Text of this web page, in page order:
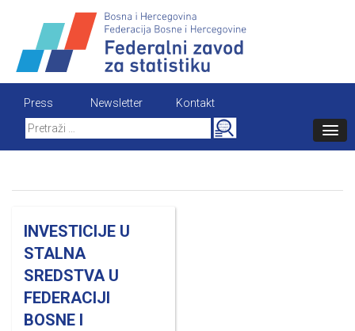
content
Press Newsletter
Kontakt
Search
for:
INVESTICIJE U
STALNA
SREDSTVA U
FEDERACIJI
BOSNE I